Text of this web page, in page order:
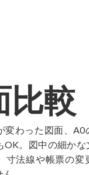
比較
変わった図面、A0
OK。図中の細かな
寸法線や帳票の変